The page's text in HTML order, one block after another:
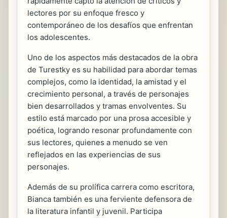
lectores por su enfoque fresco y
contemporáneo de los desafíos que enfrentan
los adolescentes.
Uno de los aspectos más destacados de la obra
de Turestky es su habilidad para abordar temas
complejos, como la identidad, la amistad y el
crecimiento personal, a través de personajes
bien desarrollados y tramas envolventes. Su
estilo está marcado por una prosa accesible y
poética, logrando resonar profundamente con
sus lectores, quienes a menudo se ven
reflejados en las experiencias de sus
personajes.
Además de su prolífica carrera como escritora,
Bianca también es una ferviente defensora de
la literatura infantil y juvenil. Participa